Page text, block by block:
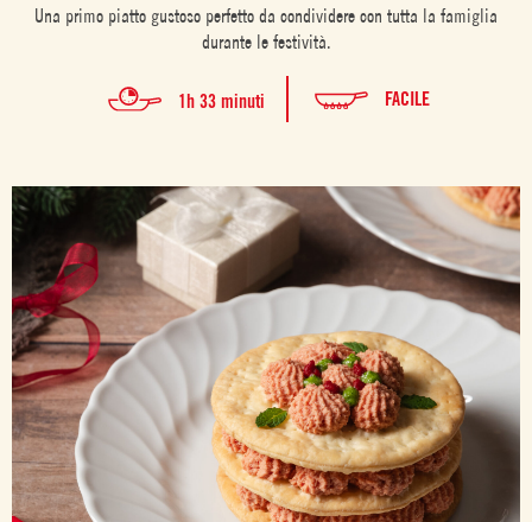
Una primo piatto gustoso perfetto da condividere con tutta la famiglia
durante le festività.
1h 33 minuti FACILE